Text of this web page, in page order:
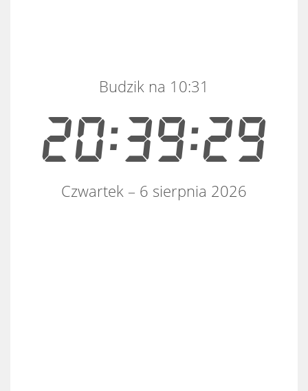
20:39:29
Budzik na 10:31
Czwartek – 6 sierpnia 2026